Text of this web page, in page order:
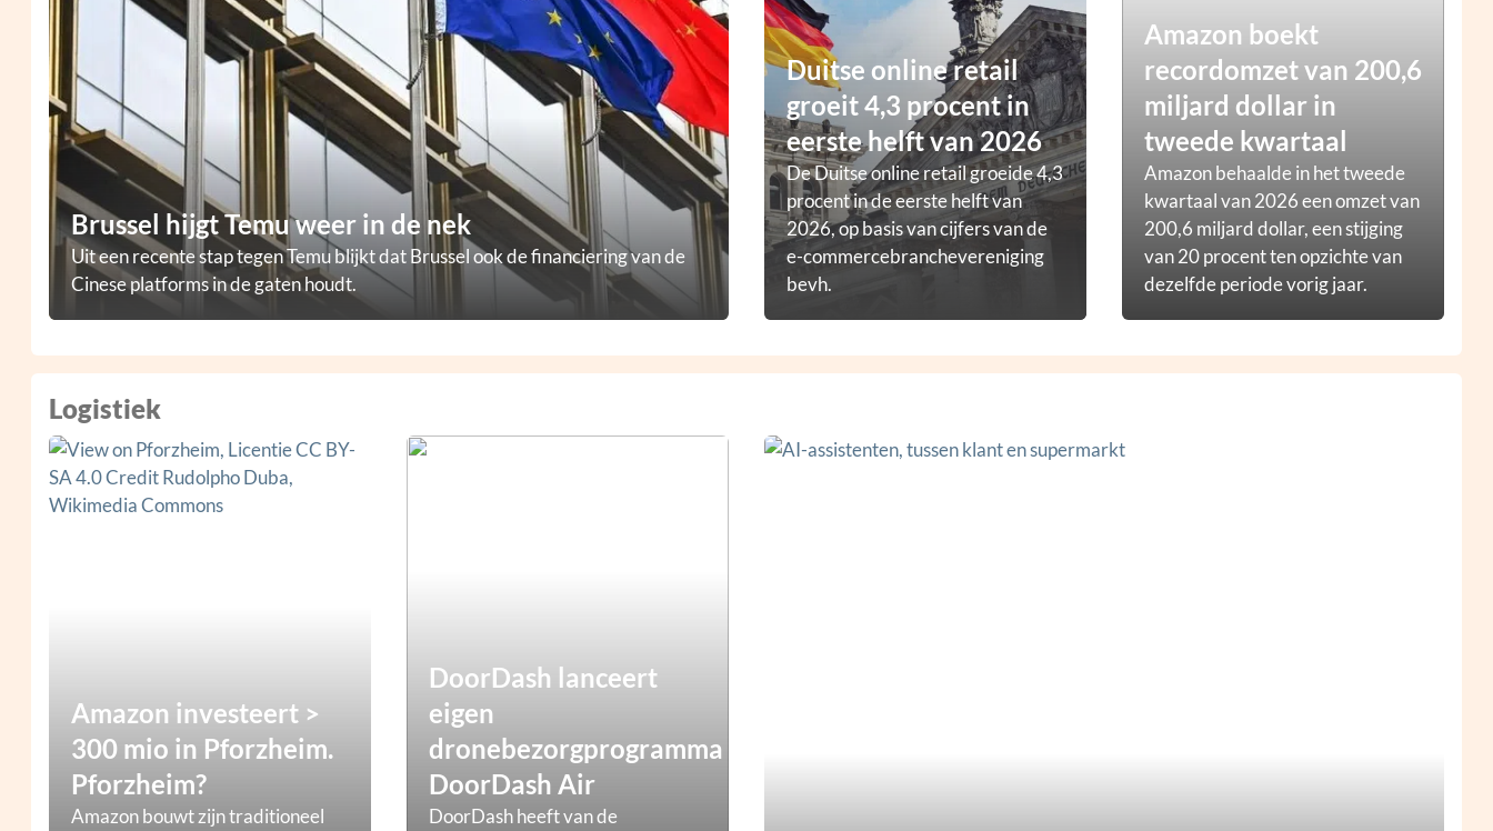
Brussel hijgt Temu weer in de nek
Uit een recente stap tegen Temu blijkt dat Brussel ook de financiering van de
Cinese platforms in de gaten houdt.
Duitse online retail
groeit 4,3 procent in
eerste helft van 2026
De Duitse online retail groeide 4,3
procent in de eerste helft van
2026, op basis van cijfers van de
e-commercebranchevereniging
bevh.
Amazon boekt
recordomzet van 200,6
miljard dollar in
tweede kwartaal
Amazon behaalde in het tweede
kwartaal van 2026 een omzet van
200,6 miljard dollar, een stijging
van 20 procent ten opzichte van
dezelfde periode vorig jaar.
Logistiek
Amazon investeert >
300 mio in Pforzheim.
Pforzheim?
Amazon bouwt zijn traditioneel
DoorDash lanceert
eigen
dronebezorgprogramma
DoorDash Air
DoorDash heeft van de